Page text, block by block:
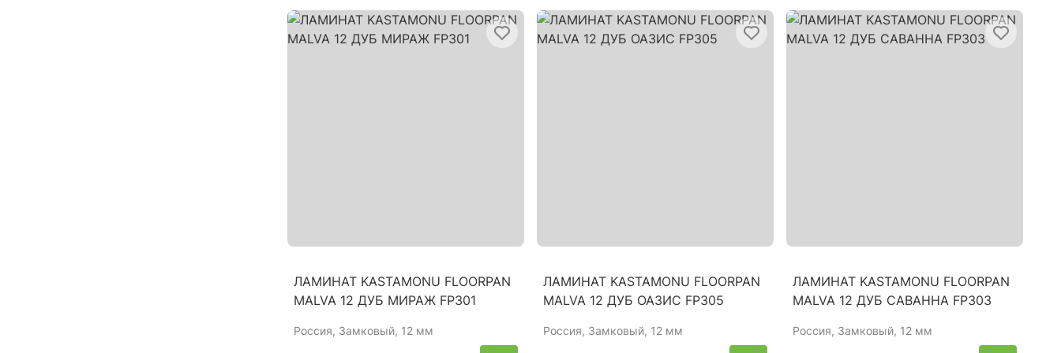
ЛАМИНАТ KASTAMONU FLOORPAN
MALVA 12 ДУБ МИРАЖ FP301
Россия, Замковый, 12 мм
ЛАМИНАТ KASTAMONU FLOORPAN
MALVA 12 ДУБ ОАЗИС FP305
Россия, Замковый, 12 мм
ЛАМИНАТ KASTAMONU FLOORPAN
MALVA 12 ДУБ САВАННА FP303
Россия, Замковый, 12 мм